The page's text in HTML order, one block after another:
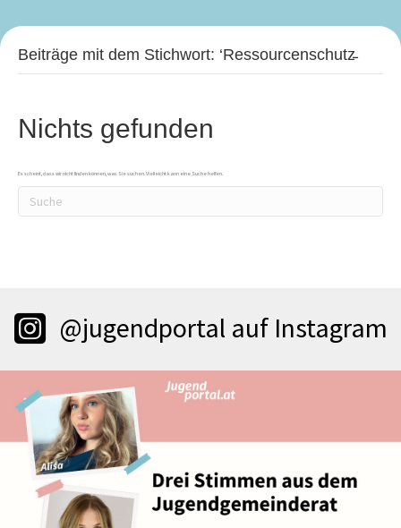
Beiträge mit dem Stichwort: ‘Ressourcenschutz̵
Nichts gefunden
Es scheint, dass wir nicht finden können, was Sie suchen. Vielleicht kann eine Suche helfen.
@jugendportal auf Instagram